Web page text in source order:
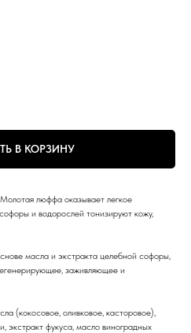
В КОРЗИНУ
люффа оказывает легкое
и водорослей тонизируют кожу,
масла и экстракта целебной софоры,
заживляющее и
(кокосовое, оливковое, касторовое),
экстракт фукуса, масло виноградных